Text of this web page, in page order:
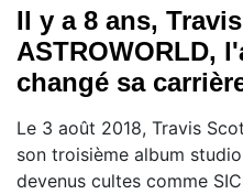
Il y a 8 ans,
ASTROWORLD,
changé sa
Le 3 août 2018, Travis
son troisième album
devenus cultes comme